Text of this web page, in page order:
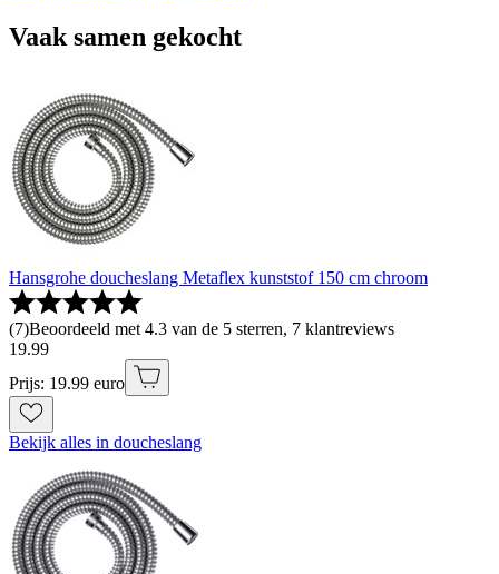
Vaak samen gekocht
Hansgrohe doucheslang Metaflex kunststof 150 cm chroom
(7)Beoordeeld met 4.3 van de 5 sterren, 7 klantreviews
19.99
Prijs: 19.99 euro
Bekijk alles in doucheslang